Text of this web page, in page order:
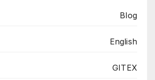
Blog
English
GITEX